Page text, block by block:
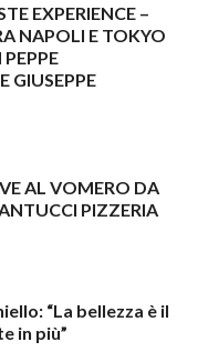
EXPERIENCE –
NAPOLI E TOKYO
GIUSEPPE
AL VOMERO DA
PIZZERIA
“La bellezza è il
in più”